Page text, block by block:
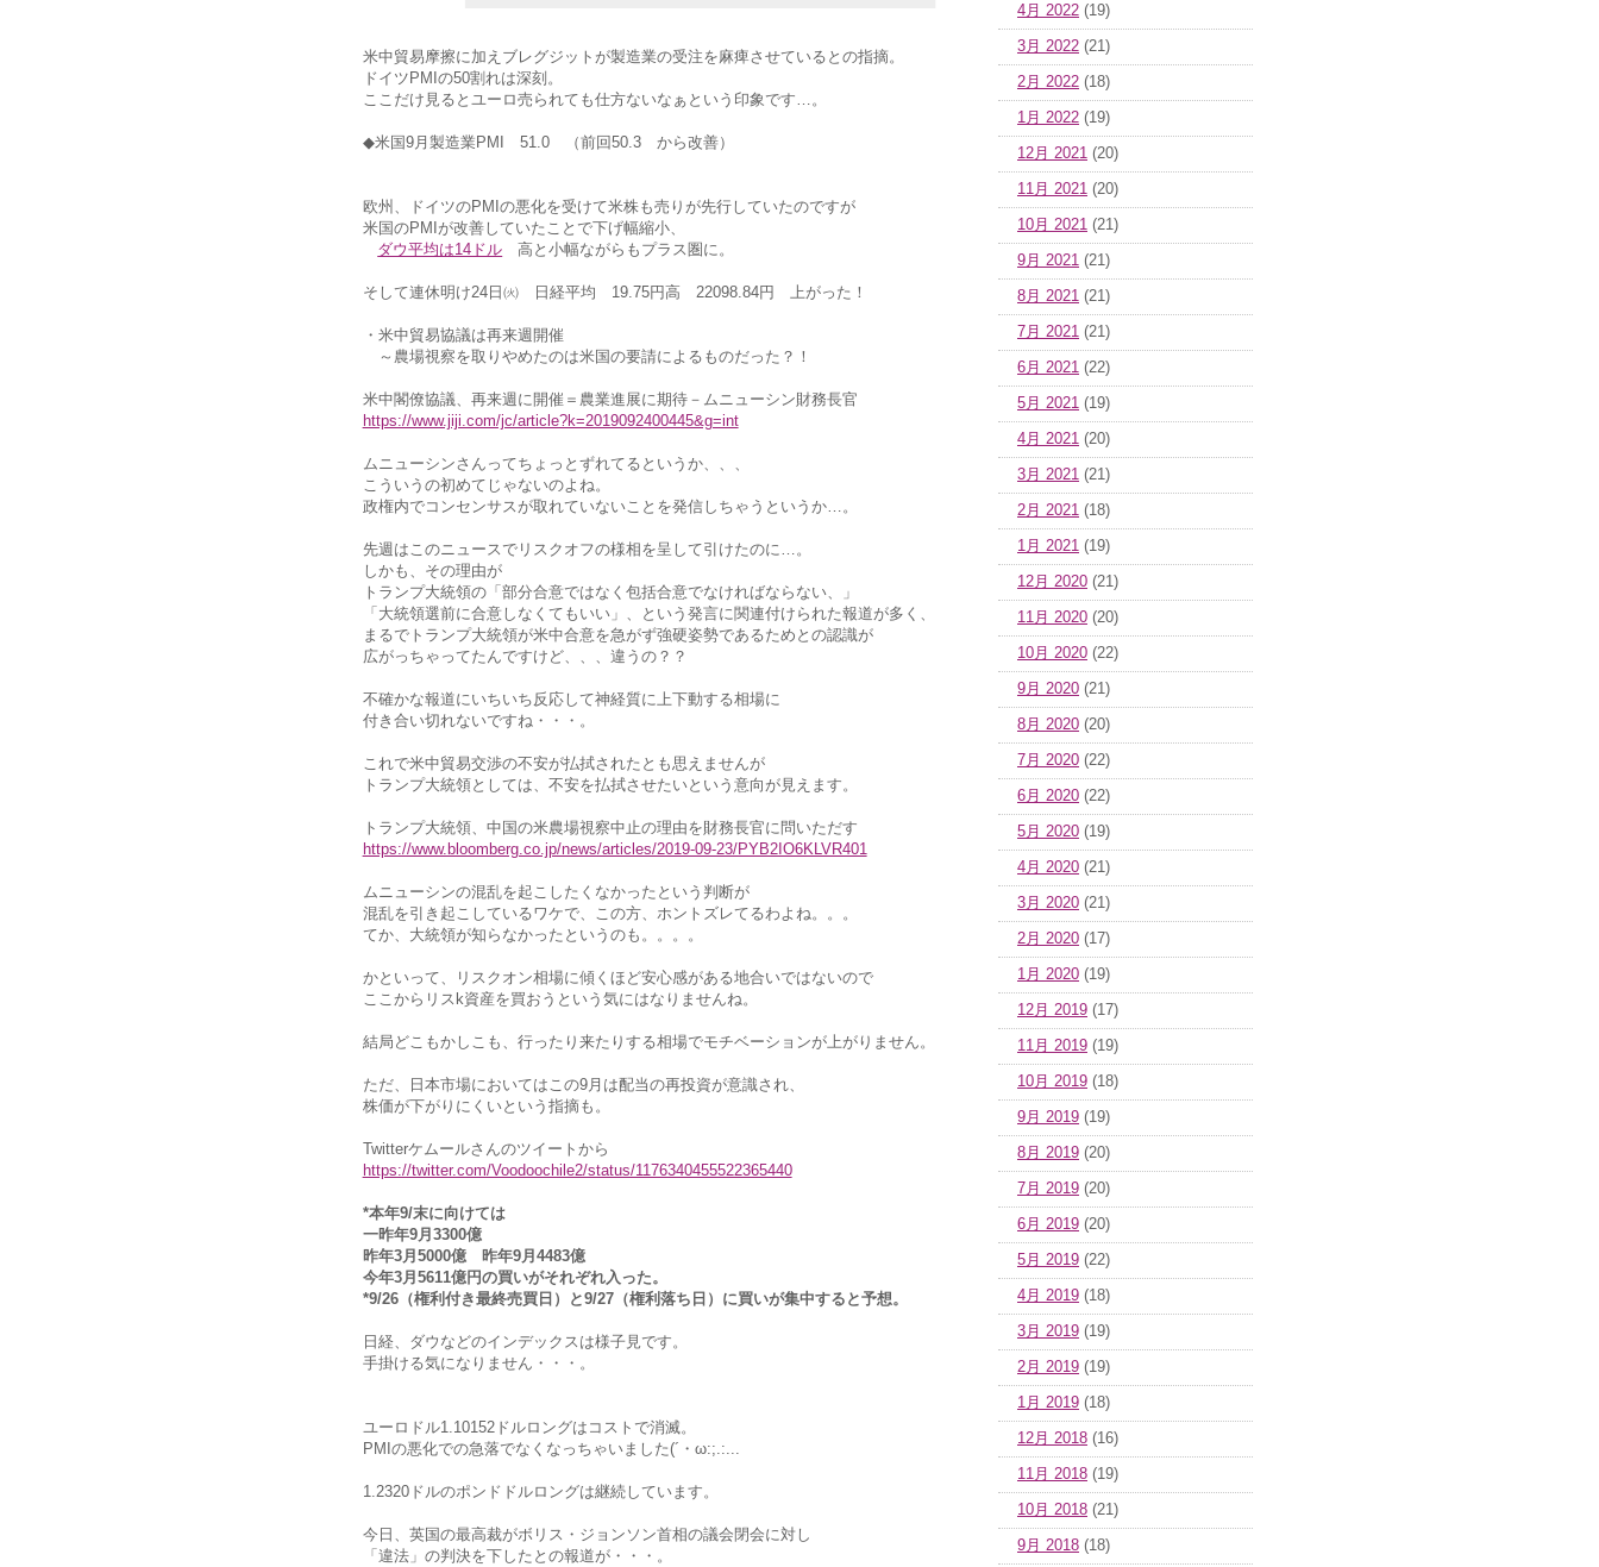
米中貿易摩擦に加えブレグジットが製造業の受注を麻痺させているとの指摘。
ドイツPMIの50割れは深刻。
ここだけ見るとユーロ売られても仕方ないなぁという印象です…。
◆米国9月製造業PMI 51.0 （前回50.3 から改善）
欧州、ドイツのPMIの悪化を受けて米株も売りが先行していたのですが
米国のPMIが改善していたことで下げ幅縮小、
ダウ平均は14ドル
高と小幅ながらもプラス圏に。
そして連休明け24日㈫ 日経平均 19.75円高 22098.84円 上がった！
・米中貿易協議は再来週開催
～農場視察を取りやめたのは米国の要請によるものだった？！
米中閣僚協議、再来週に開催＝農業進展に期待－ムニューシン財務長官
https://www.jiji.com/jc/article?k=2019092400445&g=int
ムニューシンさんってちょっとずれてるというか、、、
こういうの初めてじゃないのよね。
政権内でコンセンサスが取れていないことを発信しちゃうというか…。
先週はこのニュースでリスクオフの様相を呈して引けたのに…。
しかも、その理由が
トランプ大統領の「部分合意ではなく包括合意でなければならない、」
「大統領選前に合意しなくてもいい」、という発言に関連付けられた報道が多く、
まるでトランプ大統領が米中合意を急がず強硬姿勢であるためとの認識が
広がっちゃってたんですけど、、、違うの？？
不確かな報道にいちいち反応して神経質に上下動する相場に
付き合い切れないですね・・・。
これで米中貿易交渉の不安が払拭されたとも思えませんが
トランプ大統領としては、不安を払拭させたいという意向が見えます。
トランプ大統領、中国の米農場視察中止の理由を財務長官に問いただす
https://www.bloomberg.co.jp/news/articles/2019-09-23/PYB2IO6KLVR401
ムニューシンの混乱を起こしたくなかったという判断が
混乱を引き起こしているワケで、この方、ホントズレてるわよね。。。
てか、大統領が知らなかったというのも。。。。
かといって、リスクオン相場に傾くほど安心感がある地合いではないので
ここからリスk資産を買おうという気にはなりませんね。
結局どこもかしこも、行ったり来たりする相場でモチベーションが上がりません。
ただ、日本市場においてはこの9月は配当の再投資が意識され、
株価が下がりにくいという指摘も。
Twitterケムールさんのツイートから
https://twitter.com/Voodoochile2/status/1176340455522365440
*本年9/末に向けては
一昨年9月3300億
昨年3月5000億 昨年9月4483億
今年3月5611億円の買いがそれぞれ入った。
*9/26（権利付き最終売買日）と9/27（権利落ち日）に買いが集中すると予想。
日経、ダウなどのインデックスは様子見です。
手掛ける気になりません・・・。
ユーロドル1.10152ドルロングはコストで消滅。
PMIの悪化での急落でなくなっちゃいました(´・ω:;.:...
1.2320ドルのポンドドルロングは継続しています。
今日、英国の最高裁がボリス・ジョンソン首相の議会閉会に対し
「違法」の判決を下したとの報道が・・・。
4月 2022 (19)
3月 2022 (21)
2月 2022 (18)
1月 2022 (19)
12月 2021 (20)
11月 2021 (20)
10月 2021 (21)
9月 2021 (21)
8月 2021 (21)
7月 2021 (21)
6月 2021 (22)
5月 2021 (19)
4月 2021 (20)
3月 2021 (21)
2月 2021 (18)
1月 2021 (19)
12月 2020 (21)
11月 2020 (20)
10月 2020 (22)
9月 2020 (21)
8月 2020 (20)
7月 2020 (22)
6月 2020 (22)
5月 2020 (19)
4月 2020 (21)
3月 2020 (21)
2月 2020 (17)
1月 2020 (19)
12月 2019 (17)
11月 2019 (19)
10月 2019 (18)
9月 2019 (19)
8月 2019 (20)
7月 2019 (20)
6月 2019 (20)
5月 2019 (22)
4月 2019 (18)
3月 2019 (19)
2月 2019 (19)
1月 2019 (18)
12月 2018 (16)
11月 2018 (19)
10月 2018 (21)
9月 2018 (18)